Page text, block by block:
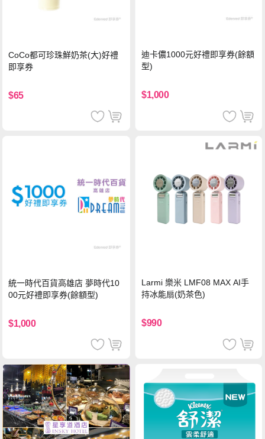
CoCo都可珍珠鮮奶茶(大)好禮
即享券
$65
迪卡儂1000元好禮即享券(餘額
型)
$1,000
統一時代百貨高雄店 夢時代10
00元好禮即享券(餘額型)
$1,000
Larmi 樂米 LMF08 MAX AI手
持冰能扇(奶茶色)
$990